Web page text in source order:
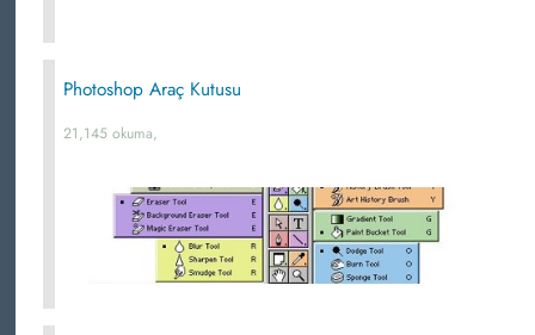
Photoshop Araç Kutusu
21,145 okuma,